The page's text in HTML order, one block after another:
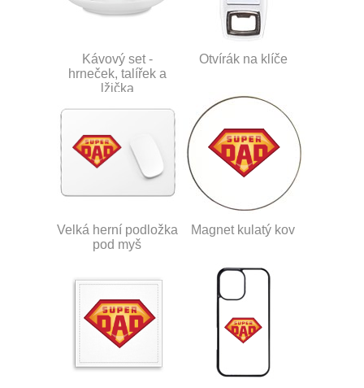
Kávový set -
hrneček, talířek a
lžička
Otvírák na klíče
Velká herní podložka
pod myš
Magnet kulatý kov